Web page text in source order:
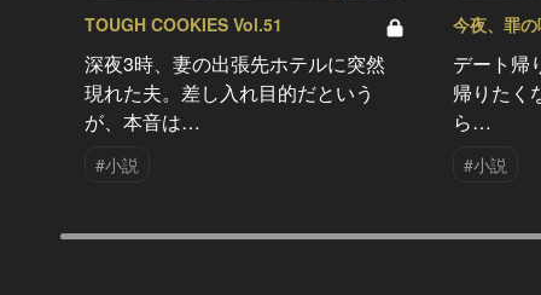
TOUGH COOKIES Vol.51
深夜3時、妻の出張先ホテルに突然
現れた夫。差し入れ目的だという
が、本音は…
#小説
今夜、罪
デート帰
帰りたく
ら…
#小説